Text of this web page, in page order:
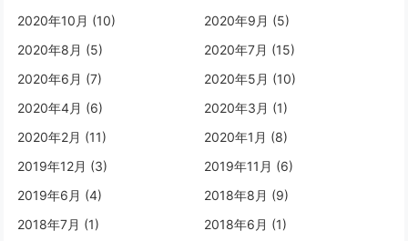
2020年10月 (10)
2020年9月 (5)
2020年8月 (5)
2020年7月 (15)
2020年6月 (7)
2020年5月 (10)
2020年4月 (6)
2020年3月 (1)
2020年2月 (11)
2020年1月 (8)
2019年12月 (3)
2019年11月 (6)
2019年6月 (4)
2018年8月 (9)
2018年7月 (1)
2018年6月 (1)